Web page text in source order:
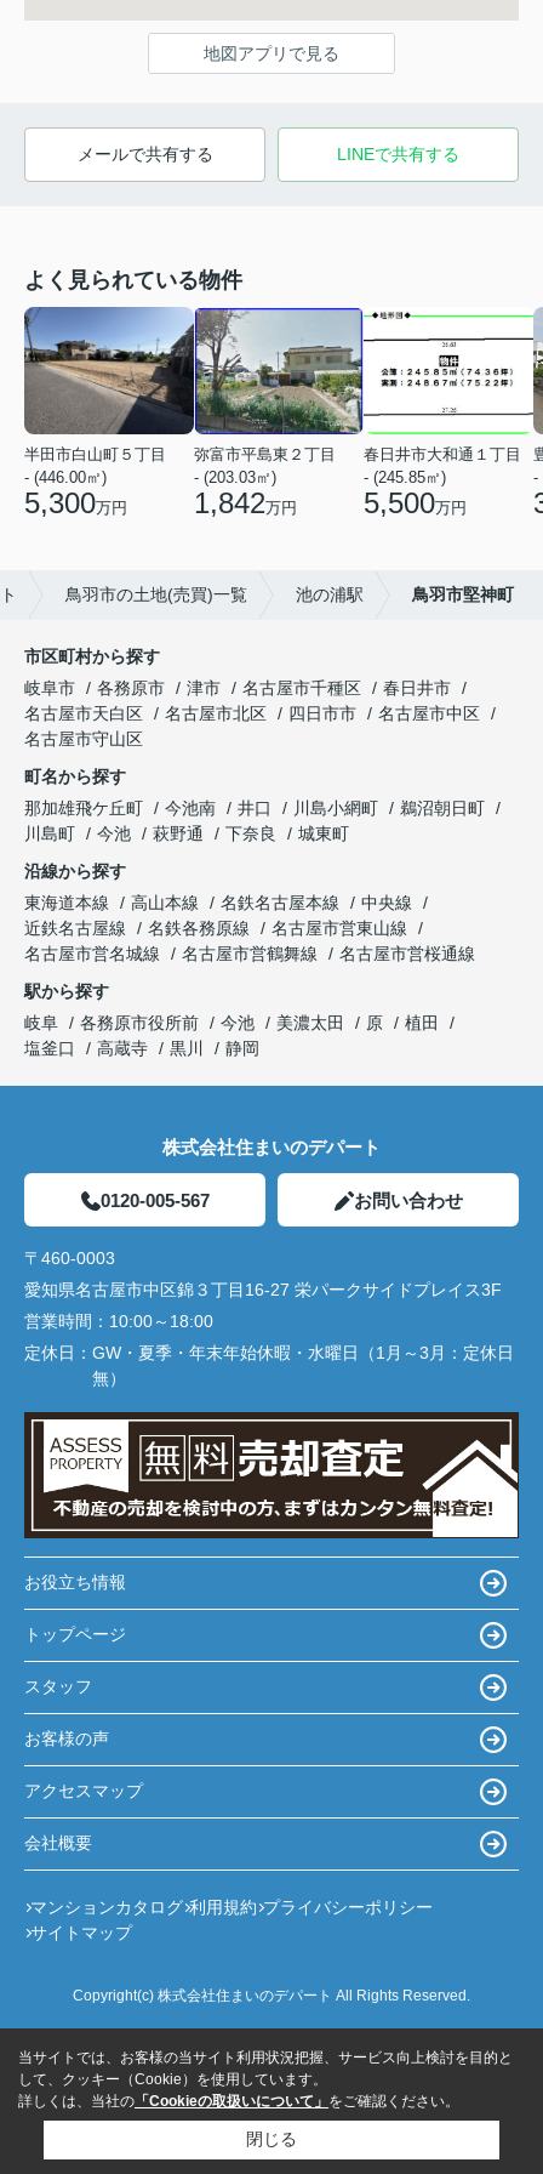
地図アプリで見る
メールで共有する LINEで共有する
よく見られている物件
半田市白山町５丁目
- (446.00㎡)
5,300万円
弥富市平島東２丁目
- (203.03㎡)
1,842万円
春日井市大和通１丁目
- (245.85㎡)
5,500万円
-
鳥羽市の土地(売買)一覧 池の浦駅 鳥羽市堅神町
市区町村から探す
岐阜市
各務原市 津市 名古屋市千種区
春日井市
名古屋市天白区
名古屋市北区 四日市市
名古屋市中区
名古屋市守山区
町名から探す
那加雄飛ケ丘町
今池南 井口 川島小網町
鵜沼朝日町
川島町
今池 萩野通 下奈良
城東町
沿線から探す
東海道本線
高山本線 名鉄名古屋本線
中央線
近鉄名古屋線
名鉄各務原線
名古屋市営東山線
名古屋市営名城線
名古屋市営鶴舞線
名古屋市営桜通線
駅から探す
岐阜
各務原市役所前 今池 美濃太田 原
植田
塩釜口
高蔵寺 黒川 静岡
株式会社住まいのデパート
0120-005-567 お問い合わせ
〒460-0003
愛知県名古屋市中区錦３丁目16-27 栄パークサイドプレイス3F
営業時間： 10:00～18:00
定休日： GW・夏季・年末年始休暇・水曜日（1月～3月：定休日
無）
お役立ち情報
トップページ
スタッフ
お客様の声
アクセスマップ
会社概要
マンションカタログ 利用規約 プライバシーポリシー
サイトマップ
Copyright(c) 株式会社住まいのデパート All Rights Reserved.
当サイトでは、お客様の当サイト利用状況把握、サービス向上検討を目的と
して、クッキー（Cookie）を使用しています。
詳しくは、当社の 「Cookieの取扱いについて」 をご確認ください。
閉じる